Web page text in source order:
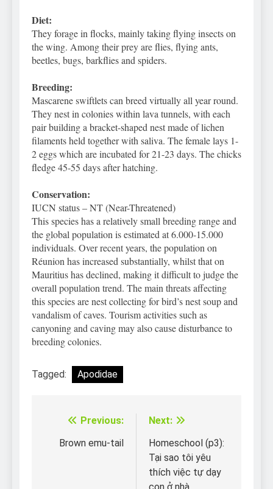
Diet:
They forage in flocks, mainly taking flying insects on
the wing. Among their prey are flies, flying ants,
beetles, bugs, barkflies and spiders.
Breeding:
Mascarene swiftlets can breed virtually all year round.
They nest in colonies within lava tunnels, with each
pair building a bracket-shaped nest made of lichen
filaments held together with saliva. The female lays 1-
2 eggs which are incubated for 21-23 days. The chicks
fledge 45-55 days after hatching.
Conservation:
IUCN status – NT (Near-Threatened)
This species has a relatively small breeding range and
the global population is estimated at 6.000-15.000
individuals. Over recent years, the population on
Réunion has increased substantially, whilst that on
Mauritius has declined, making it difficult to judge the
overall population trend. The main threats affecting
this species are nest collecting for bird’s nest soup and
vandalism of caves. Tourism activities such as
canyoning and caving may also cause disturbance to
breeding colonies.
Tagged: Apodidae
Điều
hướng
Previous:
Brown emu-tail
Next:
Homeschool (p3):
Tại sao tôi yêu
thích việc tự dạy